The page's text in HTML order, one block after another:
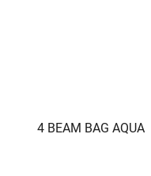
4 BEAM BAG AQUA